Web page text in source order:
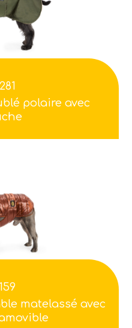
polaire avec
matelassé avec